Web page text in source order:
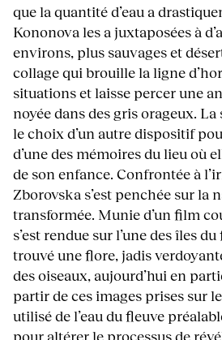
que la quantité d’eau a
Kononova les a juxtaposées à
environs, plus sauvages et
collage qui brouille la ligne
situations et laisse percer une
noyée dans des gris orageux. La
le choix d’un autre dispositif
d’une des mémoires du lieu où
de son enfance. Confrontée à
Zborovska s’est penchée sur la
transformée. Munie d’un film
s’est rendue sur l’une des îles
trouvé une flore, jadis
des oiseaux, aujourd’hui en
partir de ces images prises sur
utilisé de l’eau du fleuve
pour altérer le processus de